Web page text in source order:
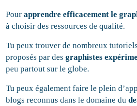
Pourapprendre efficacement le
à choisir des ressources de qualité.
Tu peux trouver de nombreux
proposés par desgraphistes
peu partout sur le globe.
Tu peux également faire le plein
blogs reconnus dans le domaine du